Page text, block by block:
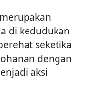
di kedudukan
seketika
dengan
aksi